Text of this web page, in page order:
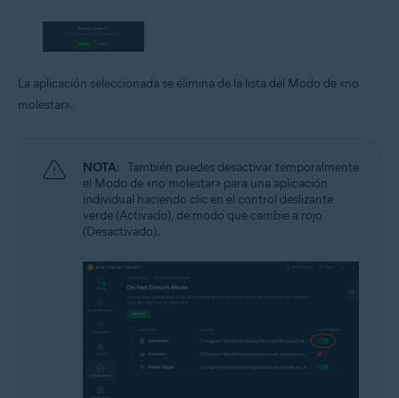
La aplicación seleccionada se elimina de la lista del Modo de «no
molestar».
NOTA: También puedes desactivar temporalmente
el Modo de «no molestar» para una aplicación
individual haciendo clic en el control deslizante
verde (Activado), de modo que cambie a rojo
(Desactivado).